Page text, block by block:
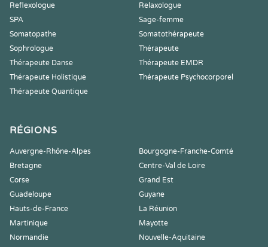
Reflexologue
Relaxologue
SPA
Sage-femme
Somatopathe
Somatothérapeute
Sophrologue
Thérapeute
Thérapeute Danse
Thérapeute EMDR
Thérapeute Holistique
Thérapeute Psychocorporel
Thérapeute Quantique
RÉGIONS
Auvergne-Rhône-Alpes
Bourgogne-Franche-Comté
Bretagne
Centre-Val de Loire
Corse
Grand Est
Guadeloupe
Guyane
Hauts-de-France
La Réunion
Martinique
Mayotte
Normandie
Nouvelle-Aquitaine